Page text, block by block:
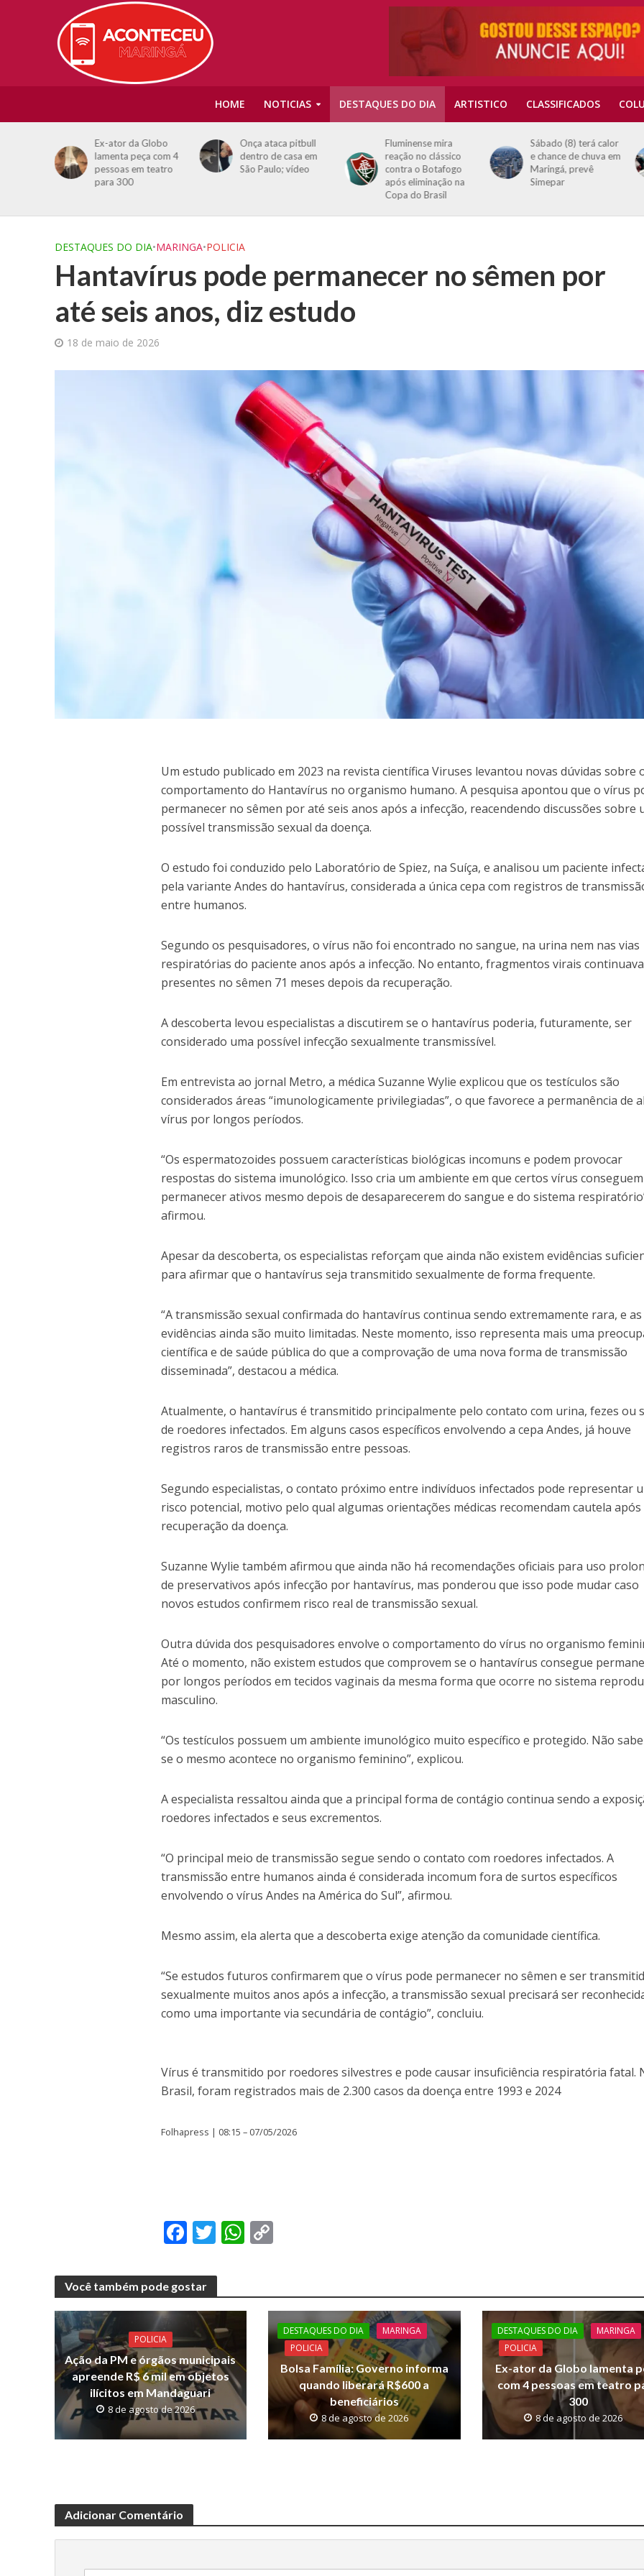
HOME NOTICIAS DESTAQUES DO DIA ARTISTICO CLASSIFICADOS
Ex-ator da Globo
lamenta peça com 4
pessoas em teatro
para 300
Onça ataca pitbull
dentro de casa em
São Paulo; vídeo
Fluminense mira
reação no clássico
contra o Botafogo
após eliminação na
Copa do Brasil
Sábado (8) terá calor
e chance de chuva em
Maringá, prevê
Simepar
DESTAQUES DO DIA•MARINGA•POLICIA
Hantavírus pode permanecer no sêmen por
até seis anos, diz estudo
18 de maio de 2026
Um estudo publicado em 2023 na revista científica Viruses levantou novas dúvidas sobre
comportamento do Hantavírus no organismo humano. A pesquisa apontou que o vírus
permanecer no sêmen por até seis anos após a infecção, reacendendo discussões sobre
possível transmissão sexual da doença.
O estudo foi conduzido pelo Laboratório de Spiez, na Suíça, e analisou um paciente
pela variante Andes do hantavírus, considerada a única cepa com registros de
entre humanos.
Segundo os pesquisadores, o vírus não foi encontrado no sangue, na urina nem nas vias
respiratórias do paciente anos após a infecção. No entanto, fragmentos virais
presentes no sêmen 71 meses depois da recuperação.
A descoberta levou especialistas a discutirem se o hantavírus poderia, futuramente, ser
considerado uma possível infecção sexualmente transmissível.
Em entrevista ao jornal Metro, a médica Suzanne Wylie explicou que os testículos são
considerados áreas “imunologicamente privilegiadas”, o que favorece a permanência de
vírus por longos períodos.
“Os espermatozoides possuem características biológicas incomuns e podem provocar
respostas do sistema imunológico. Isso cria um ambiente em que certos vírus conseguem
permanecer ativos mesmo depois de desaparecerem do sangue e do sistema
afirmou.
Apesar da descoberta, os especialistas reforçam que ainda não existem evidências
para afirmar que o hantavírus seja transmitido sexualmente de forma frequente.
“A transmissão sexual confirmada do hantavírus continua sendo extremamente rara, e as
evidências ainda são muito limitadas. Neste momento, isso representa mais uma
científica e de saúde pública do que a comprovação de uma nova forma de transmissão
disseminada”, destacou a médica.
Atualmente, o hantavírus é transmitido principalmente pelo contato com urina, fezes ou
de roedores infectados. Em alguns casos específicos envolvendo a cepa Andes, já houve
registros raros de transmissão entre pessoas.
Segundo especialistas, o contato próximo entre indivíduos infectados pode representar
risco potencial, motivo pelo qual algumas orientações médicas recomendam cautela após
recuperação da doença.
Suzanne Wylie também afirmou que ainda não há recomendações oficiais para uso
de preservativos após infecção por hantavírus, mas ponderou que isso pode mudar caso
novos estudos confirmem risco real de transmissão sexual.
Outra dúvida dos pesquisadores envolve o comportamento do vírus no organismo
Até o momento, não existem estudos que comprovem se o hantavírus consegue
por longos períodos em tecidos vaginais da mesma forma que ocorre no sistema
masculino.
“Os testículos possuem um ambiente imunológico muito específico e protegido. Não
se o mesmo acontece no organismo feminino”, explicou.
A especialista ressaltou ainda que a principal forma de contágio continua sendo a
roedores infectados e seus excrementos.
“O principal meio de transmissão segue sendo o contato com roedores infectados. A
transmissão entre humanos ainda é considerada incomum fora de surtos específicos
envolvendo o vírus Andes na América do Sul”, afirmou.
Mesmo assim, ela alerta que a descoberta exige atenção da comunidade científica.
“Se estudos futuros confirmarem que o vírus pode permanecer no sêmen e ser
sexualmente muitos anos após a infecção, a transmissão sexual precisará ser
como uma importante via secundária de contágio”, concluiu.
Vírus é transmitido por roedores silvestres e pode causar insuficiência respiratória fatal.
Brasil, foram registrados mais de 2.300 casos da doença entre 1993 e 2024
Folhapress | 08:15 – 07/05/2026
F
e
b
o
o
k
T
itt
er
W
s
p
y
Li
n
k
Você também pode gostar
POLICIA
Ação da PM e órgãos municipais
apreende R$ 6 mil em objetos
ilícitos em Mandaguari
8 de agosto de 2026
DESTAQUES DO DIA
MARINGA
POLICIA
Bolsa Família: Governo informa
quando liberará R$600 a
beneficiários
8 de agosto de 2026
DESTAQUES DO DIA
MARINGA
POLICIA
Ex-ator da Globo lamenta
com 4 pessoas em teatro
300
8 de agosto de 2026
Adicionar Comentário